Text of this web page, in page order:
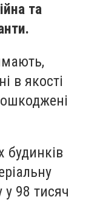
та
в якості
98 тисяч